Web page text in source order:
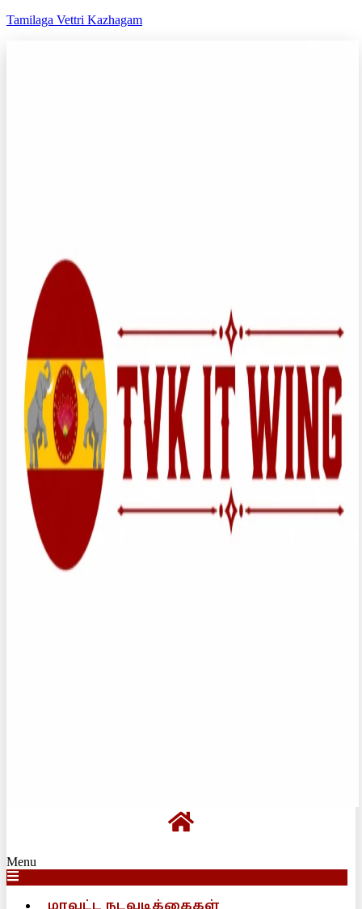
Tamilaga Vettri Kazhagam
Menu